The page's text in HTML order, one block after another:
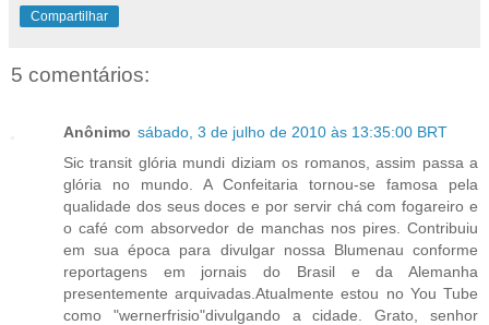
Compartilhar
5 comentários:
Anônimo sábado, 3 de julho de 2010 às 13:35:00 BRT
Sic transit glória mundi diziam os romanos, assim passa a
glória no mundo. A Confeitaria tornou-se famosa pela
qualidade dos seus doces e por servir chá com fogareiro e
o café com absorvedor de manchas nos pires. Contribuiu
em sua época para divulgar nossa Blumenau conforme
reportagens em jornais do Brasil e da Alemanha
presentemente arquivadas.Atualmente estou no You Tube
como "wernerfrisio"divulgando a cidade. Grato, senhor